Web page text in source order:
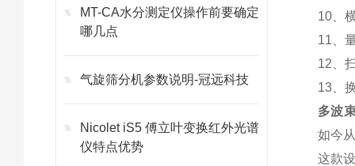
MT-CA水分测定仪操作前要确定
哪几点
气旋筛分机参数说明-冠远科技
Nicolet iS5 傅立叶变换红外光谱
仪特点优势
10、
11、
12、
13、
多波
如今
这款